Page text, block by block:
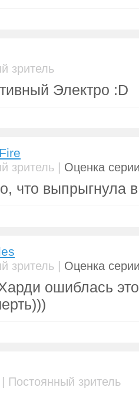
зритель
Электро :D
зритель | Оценка
что выпрыгнула
зритель | Оценка
ошиблась
| Постоянный зритель